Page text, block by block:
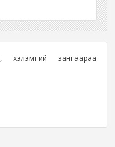
хэлэмгий зангаараа